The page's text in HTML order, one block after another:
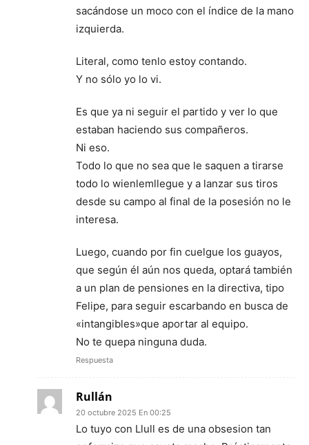
sacándose un moco con el índice de la mano
izquierda.
Literal, como tenlo estoy contando.
Y no sólo yo lo vi.
Es que ya ni seguir el partido y ver lo que
estaban haciendo sus compañeros.
Ni eso.
Todo lo que no sea que le saquen a tirarse
todo lo wienlemllegue y a lanzar sus tiros
desde su campo al final de la posesión no le
interesa.
Luego, cuando por fin cuelgue los guayos,
que según él aún nos queda, optará también
a un plan de pensiones en la directiva, tipo
Felipe, para seguir escarbando en busca de
«intangibles»que aportar al equipo.
No te quepa ninguna duda.
Respuesta
Rullán
20 octubre 2025 En 00:25
Lo tuyo con Llull es de una obsesion tan